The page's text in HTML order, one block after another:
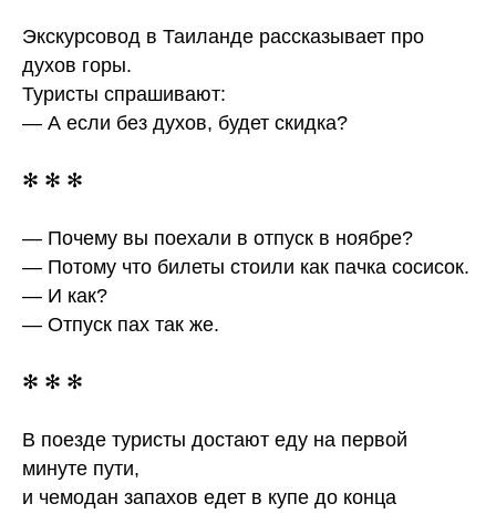
Экскурсовод в Таиланде рассказывает про
духов горы.
Туристы спрашивают:
— А если без духов, будет скидка?
✻ ✻ ✻
— Почему вы поехали в отпуск в ноябре?
— Потому что билеты стоили как пачка сосисок.
— И как?
— Отпуск пах так же.
✻ ✻ ✻
В поезде туристы достают еду на первой
минуте пути,
и чемодан запахов едет в купе до конца